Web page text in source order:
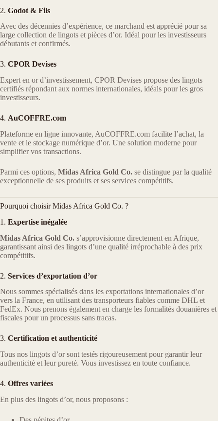
2. Godot & Fils
Avec des décennies d’expérience, ce marchand est apprécié pour sa
large collection de lingots et pièces d’or. Idéal pour les investisseurs
débutants et confirmés.
3. CPOR Devises
Expert en or d’investissement, CPOR Devises propose des lingots
certifiés répondant aux normes internationales, idéals pour les gros
investisseurs.
4. AuCOFFRE.com
Plateforme en ligne innovante, AuCOFFRE.com facilite l’achat, la
vente et le stockage numérique d’or. Une solution moderne pour
simplifier vos transactions.
Parmi ces options, Midas Africa Gold Co. se distingue par la qualité
exceptionnelle de ses produits et ses services compétitifs.
Pourquoi choisir Midas Africa Gold Co. ?
1. Expertise inégalée
Midas Africa Gold Co. s’approvisionne directement en Afrique,
garantissant ainsi des lingots d’une qualité irréprochable à des prix
compétitifs.
2. Services d’exportation d’or
Nous sommes spécialisés dans les exportations internationales d’or
vers la France, en utilisant des transporteurs fiables comme DHL et
FedEx. Nous prenons également en charge les formalités douanières et
fiscales pour un processus sans tracas.
3. Certification et authenticité
Tous nos lingots d’or sont testés rigoureusement pour garantir leur
authenticité et leur pureté. Vous investissez en toute confiance.
4. Offres variées
En plus des lingots d’or, nous proposons :